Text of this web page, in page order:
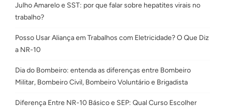
Julho Amarelo e SST: por que falar sobre hepatites virais no
trabalho?
Posso Usar Aliança em Trabalhos com Eletricidade? O Que Diz
a NR-10
Dia do Bombeiro: entenda as diferenças entre Bombeiro
Militar, Bombeiro Civil, Bombeiro Voluntário e Brigadista
Diferença Entre NR-10 Básico e SEP: Qual Curso Escolher